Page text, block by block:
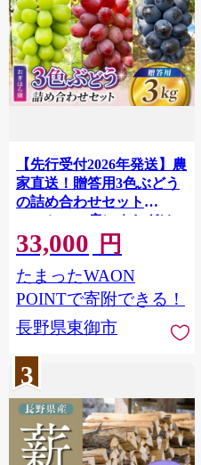
【先行受付2026年発送】農
家直送！贈答用3色ぶどう
の詰め合わせセット
3kg（6～10房）｜おぎは
ら園（シャインマスカッ
ト、種なし巨峰、ナガノパ
ープル 、クイーンニー
ナ、クイーンルージュ(R)
～10月上旬順次発送
33,000 円
たまったWAON
POINTで寄附できる！
長野県東御市
3